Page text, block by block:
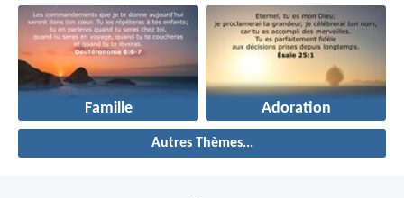
Famille Adoration
Autres Thèmes...